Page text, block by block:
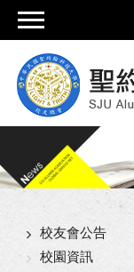
校友會公告
校園資訊